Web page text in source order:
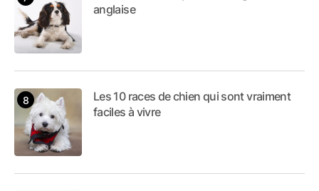
anglaise
Les 10 races de chien qui sont vraiment
faciles à vivre